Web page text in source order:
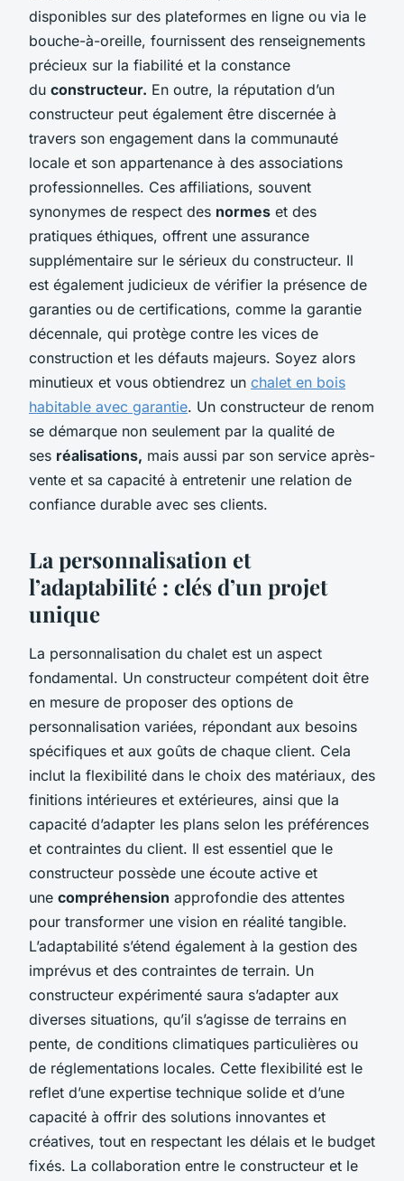
disponibles sur des plateformes en ligne ou via le
bouche-à-oreille, fournissent des renseignements
précieux sur la fiabilité et la constance
du constructeur. En outre, la réputation d’un
constructeur peut également être discernée à
travers son engagement dans la communauté
locale et son appartenance à des associations
professionnelles. Ces affiliations, souvent
synonymes de respect des normes et des
pratiques éthiques, offrent une assurance
supplémentaire sur le sérieux du constructeur. Il
est également judicieux de vérifier la présence de
garanties ou de certifications, comme la garantie
décennale, qui protège contre les vices de
construction et les défauts majeurs. Soyez alors
minutieux et vous obtiendrez un chalet en bois
habitable avec garantie. Un constructeur de renom
se démarque non seulement par la qualité de
ses réalisations, mais aussi par son service après-
vente et sa capacité à entretenir une relation de
confiance durable avec ses clients.
La personnalisation et
l’adaptabilité : clés d’un projet
unique
La personnalisation du chalet est un aspect
fondamental. Un constructeur compétent doit être
en mesure de proposer des options de
personnalisation variées, répondant aux besoins
spécifiques et aux goûts de chaque client. Cela
inclut la flexibilité dans le choix des matériaux, des
finitions intérieures et extérieures, ainsi que la
capacité d’adapter les plans selon les préférences
et contraintes du client. Il est essentiel que le
constructeur possède une écoute active et
une compréhension approfondie des attentes
pour transformer une vision en réalité tangible.
L’adaptabilité s’étend également à la gestion des
imprévus et des contraintes de terrain. Un
constructeur expérimenté saura s’adapter aux
diverses situations, qu’il s’agisse de terrains en
pente, de conditions climatiques particulières ou
de réglementations locales. Cette flexibilité est le
reflet d’une expertise technique solide et d’une
capacité à offrir des solutions innovantes et
créatives, tout en respectant les délais et le budget
fixés. La collaboration entre le constructeur et le